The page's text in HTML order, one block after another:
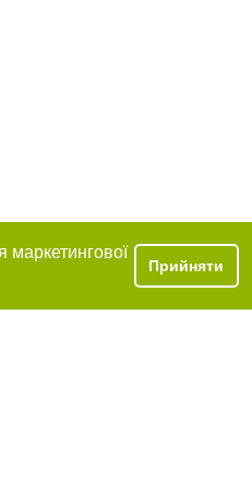
маркетингової
Прийняти